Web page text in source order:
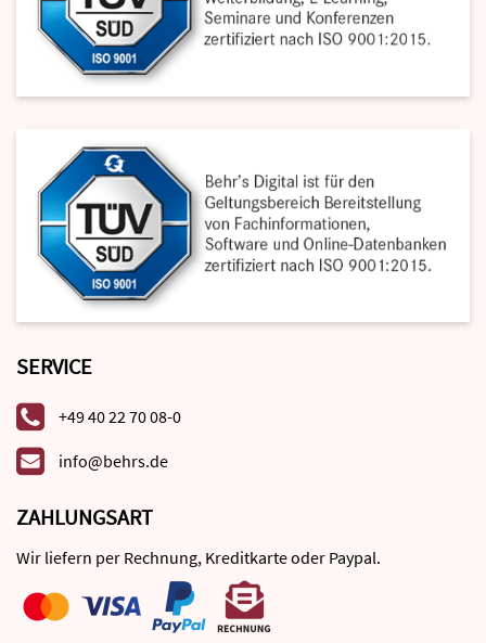
SERVICE
+49 40 22 70 08-0
info@behrs.de
ZAHLUNGSART
Wir liefern per Rechnung, Kreditkarte oder Paypal.